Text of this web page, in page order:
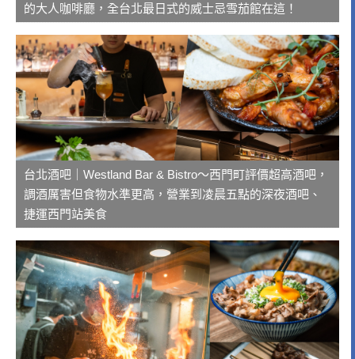
的大人咖啡廳，全台北最日式的威士忌雪茄館在這！
台北酒吧｜Westland Bar & Bistro～西門町評價超高酒吧，
調酒厲害但食物水準更高，營業到凌晨五點的深夜酒吧、
捷運西門站美食